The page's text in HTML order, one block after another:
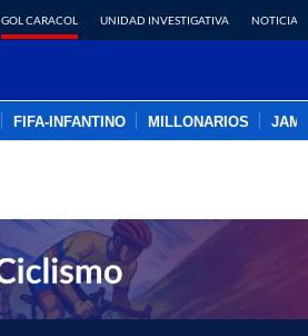
GOL CARACOL UNIDAD INVESTIGATIVA NOTICIAS
FIFA-INFANTINO MILLONARIOS